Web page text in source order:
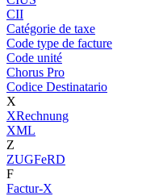
CII
Catégorie de taxe
Code type de facture
Code unité
Chorus Pro
Codice Destinatario
X
XRechnung
XML
Z
ZUGFeRD
F
Factur-X